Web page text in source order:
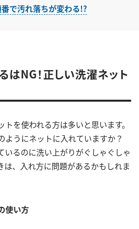
で汚れ落ちが変わる!?
はNG！正しい洗濯ネット
を使われる方は多いと思います。
ようにネットに入れていますか？
いるのに洗い上がりがぐしゃぐしゃ
は、入れ方に問題があるかもしれま
使い方